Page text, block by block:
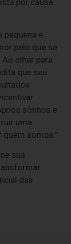
pequena e
pelo que se
olhar para
que seu
sonhos e
uma
somos.”
sua
das